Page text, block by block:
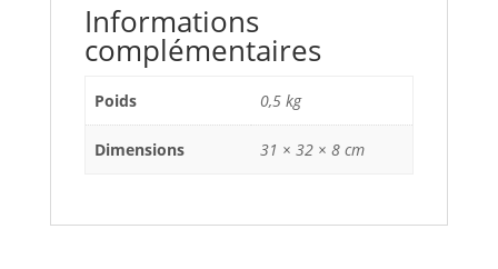
Informations
complémentaires
Poids 0,5 kg
Dimensions 31 × 32 × 8 cm